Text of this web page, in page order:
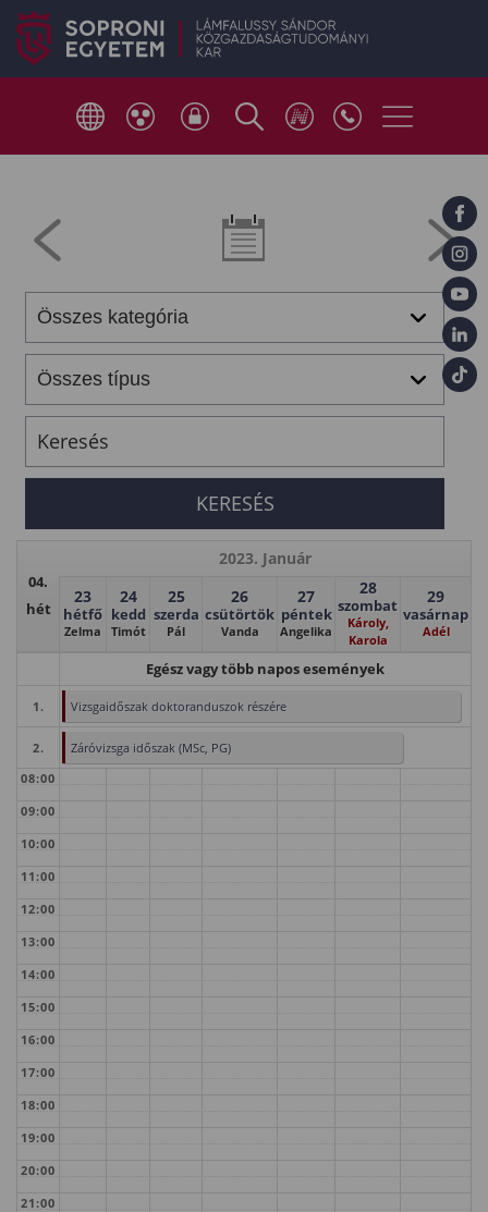
04.
hét
2023. Január
23
hétfő
Zelma
24
kedd
Timót
25
szerda
Pál
26
csütörtök
Vanda
27
péntek
Angelika
28
szombat
Károly,
Karola
29
vasárnap
Adél
Egész vagy több napos események
1. Vizsgaidőszak doktoranduszok részére
2.
Záróvizsga időszak (MSc, PG)
08:00
09:00
10:00
11:00
12:00
13:00
14:00
15:00
16:00
17:00
18:00
19:00
20:00
21:00